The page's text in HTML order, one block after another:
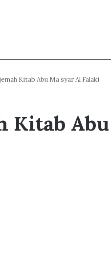
Kitab Abu Ma’syar Al Falaki
Kitab